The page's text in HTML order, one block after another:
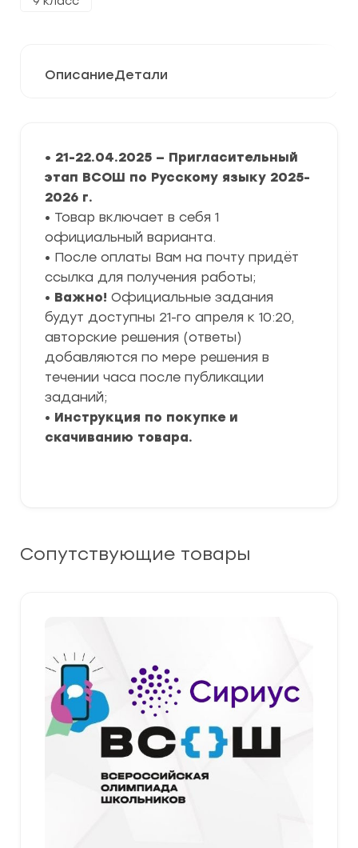
ОписаниеДетали
• 21-22.04.2025 — Пригласительный
этап ВСОШ по Русскому языку 2025-
2026 г.
• Товар включает в себя 1
официальный варианта.
• После оплаты Вам на почту придёт
ссылка для получения работы;
• Важно! Официальные задания
будут доступны 21-го апреля к 10:20,
авторские решения (ответы)
добавляются по мере решения в
течении часа после публикации
заданий;
• Инструкция по покупке и
скачиванию товара.
Сопутствующие товары